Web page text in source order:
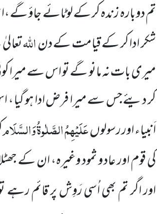
تم دوبارہ زندہ کر کے لوٹائے جاؤ گے
شکر ادا کر کے قیامت کے دناللہ
میری بات نہ مانو گے تو اس سے میرا
کر دیئے جس سے میرا فرض ادا ہو گیا ،
اَنبیاء اور رسولوںعَلَیْہِمُ الصَّلٰوۃُ وَالسَّلَام
کی قوم اور عاد و ثمود وغیرہ، ان کے
اور اگر تم بھی اُسی رَوِش پر قائم رہے